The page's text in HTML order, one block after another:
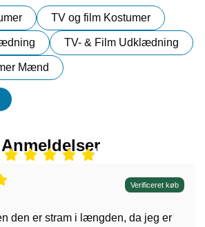
TV og film Kostumer
TV- & Film Udklædning
Mænd
Anmeldelser
af 5, Verificeret køb
den er stram i længden, da jeg er